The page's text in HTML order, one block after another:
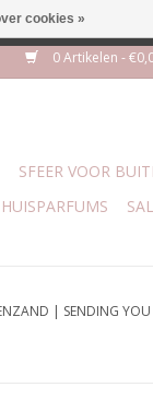
0 Artikelen -
SFEER VOOR
HUISPARFUMS
| SENDING
cookies »
VAKANTIE